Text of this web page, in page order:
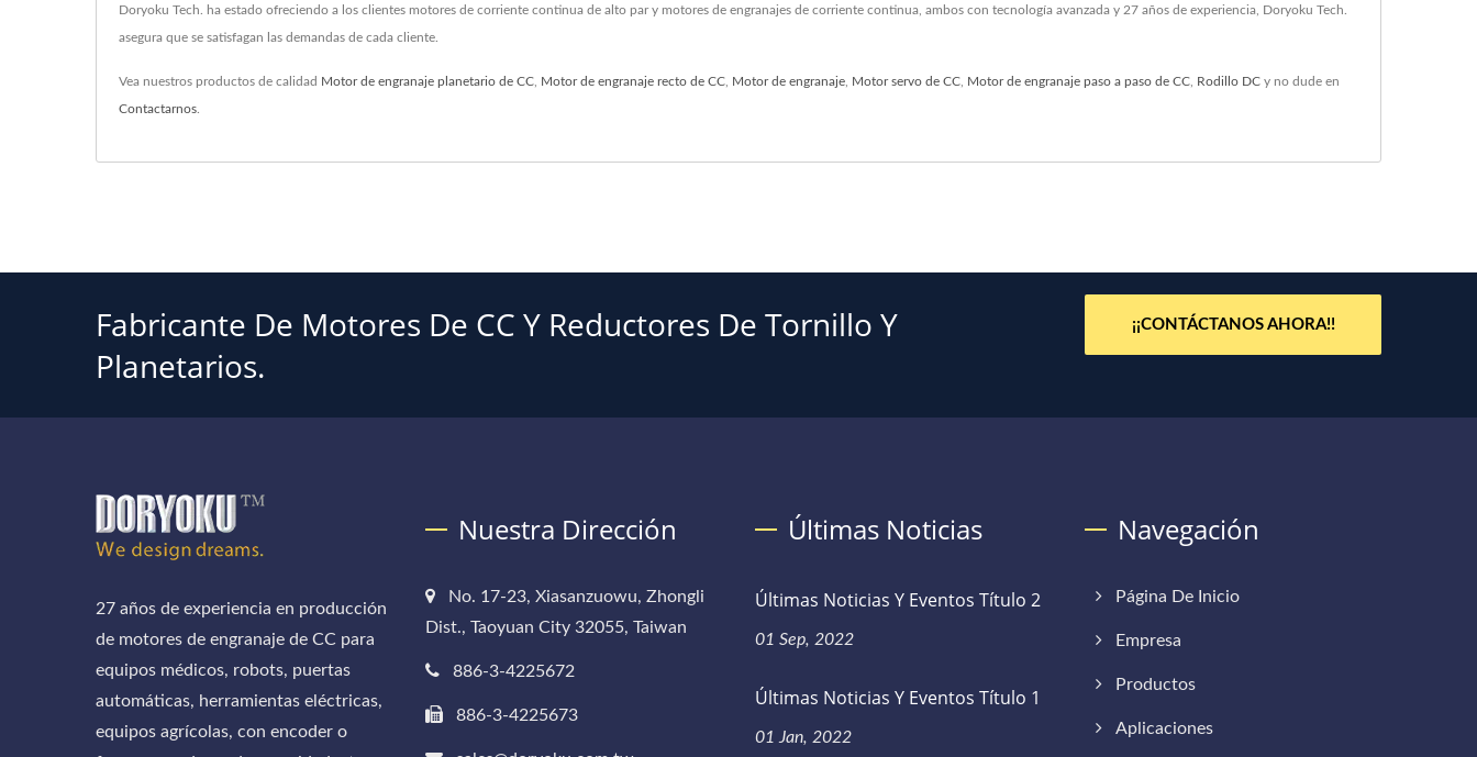
Doryoku Tech. ha estado ofreciendo a los clientes motores de corriente continua de alto par y motores de engranajes de corriente continua, ambos con tecnología avanzada y 27 años de experiencia, Doryoku Tech.
asegura que se satisfagan las demandas de cada cliente.
Vea nuestros productos de calidad Motor de engranaje planetario de CC Motor de engranaje recto de CC Motor de engranaje Motor servo de CC Motor de engranaje paso a paso de CC Rodillo DC y no dude en
Contactarnos
Fabricante De Motores De CC Y Reductores De Tornillo Y
Planetarios.
¡¡CONTÁCTANOS AHORA!!
27 años de experiencia en producción
de motores de engranaje de CC para
equipos médicos, robots, puertas
automáticas, herramientas eléctricas,
equipos agrícolas, con encoder o
Nuestra Dirección
No. 17-23, Xiasanzuowu, Zhongli
Dist., Taoyuan City 32055, Taiwan
886-3-4225672
886-3-4225673
Últimas Noticias
Últimas Noticias Y Eventos Título 2
01 Sep, 2022
Últimas Noticias Y Eventos Título 1
01 Jan, 2022
Navegación
Página De Inicio
Empresa
Productos
Aplicaciones